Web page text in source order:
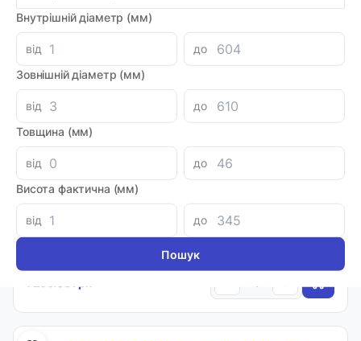
Внутрішній діаметр (мм)
від
до
Зовнішній діаметр (мм)
від
до
Товщина (мм)
від
до
Висота фактична (мм)
від до
Насос X1P1731CBBA (XV1P/1.2)
Код товара: 47286
Артикул: MI0060161
Виробник: VIVOIL
7257.12 грн -
XV-1 (Ø32 STANDARD GERMAN ‘BH’ FLANGE)
Насос X1P2331CBBA (XV1P/3.2)
Код товара: 47288
Артикул: MI0030912
Доставка 1-2 дні